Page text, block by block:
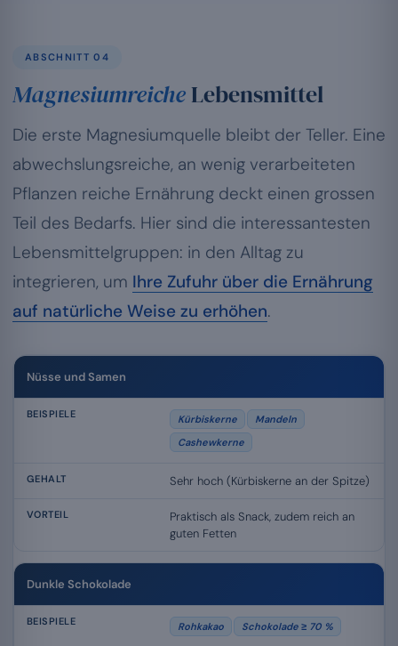
ABSCHNITT 04
MagnesiumreicheLebensmittel
Die erste Magnesiumquelle bleibt der Teller. Eine
abwechslungsreiche, an wenig verarbeiteten
Pflanzen reiche Ernährung deckt einen grossen
Teil des Bedarfs. Hier sind die interessantesten
Lebensmittelgruppen: in den Alltag zu
integrieren, um Ihre Zufuhr über die Ernährung
auf natürliche Weise zu erhöhen.
Nüsse und Samen
Kürbiskerne
Mandeln
Cashewkerne
Sehr hoch (Kürbiskerne an der Spitze)
Praktisch als Snack, zudem reich an
guten Fetten
Dunkle Schokolade
Rohkakao Schokolade ≥ 70 %